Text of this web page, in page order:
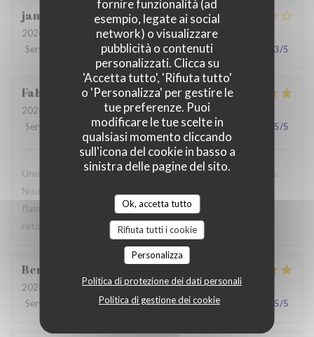
fornire funzionalità (ad
esempio, legate ai social
network) o visualizzare
pubblicità o contenuti
personalizzati. Clicca su
'Accetta tutto', 'Rifiuta tutto'
o 'Personalizza' per gestire le
tue preferenze. Puoi
modificare le tue scelte in
qualsiasi momento cliccando
sull'icona del cookie in basso a
sinistra delle pagine del sito.
Ok, accetta tutto
Rifiuta tutti i cookie
Personalizza
Politica di protezione dei dati personali
Politica di gestione dei cookie
jan
2026-07-28
- 19:30 - Ospiti 2
Servizio
Atmosfera: 3/5 Cucina: 3/5 Qualità / Prezzo 3/5
Fabrice
2026-07-19
- 12:00 - Ospiti 3
Servizio
Atmosfera:5/5 Cucina: 4/5 Qualità / Prezzo 5/5
Une table sympathique avec son atmosphère authentique.
Nous avons apprécié notre déjeuner (moule, carbonade,
flamiche au maroilles, etc) et le service. Pourquoi pas y
retourner lors d'un prochaine passage à Lilles.
Benjamin
2026-07-19
- 12:30 - Ospiti 2
Servizio
Atmosfera:5/5 Cucina:5/5 Qualità / Prezzo 5/5